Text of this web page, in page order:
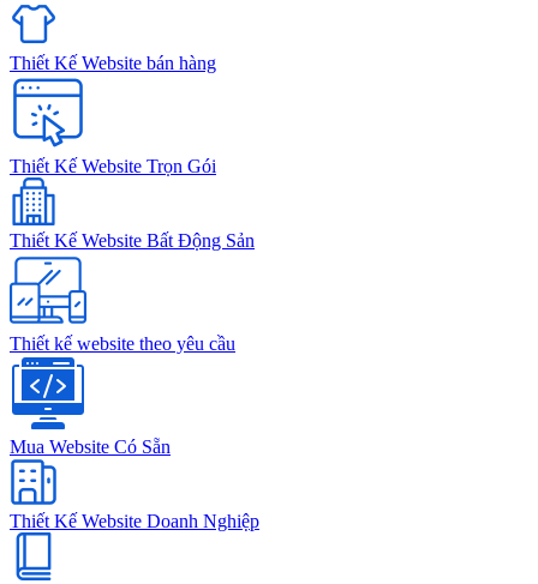
Thiết Kế Website bán hàng
Thiết Kế Website Trọn Gói
Thiết Kế Website Bất Động Sản
Thiết kế website theo yêu cầu
Mua Website Có Sẵn
Thiết Kế Website Doanh Nghiệp